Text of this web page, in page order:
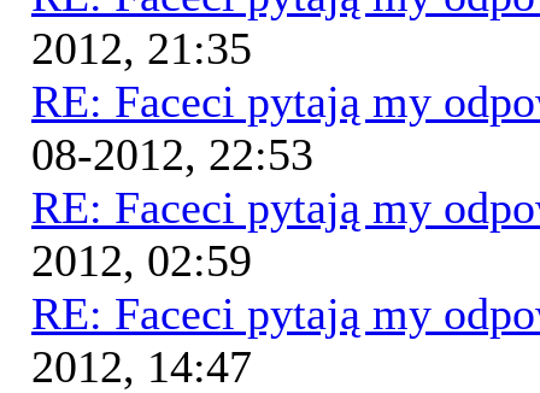
2012, 21:35
RE: Faceci pytają my
08-2012, 22:53
RE: Faceci pytają my
2012, 02:59
RE: Faceci pytają my
2012, 14:47